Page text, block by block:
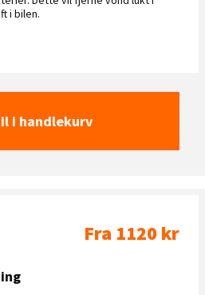
i bilen.
i handlekurv
Fra 1120 kr